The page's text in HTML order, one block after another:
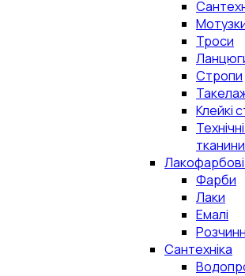
Троси
Стропи
Клейкі
тканини
Фарби
Лаки
Емалі
Сантехніка